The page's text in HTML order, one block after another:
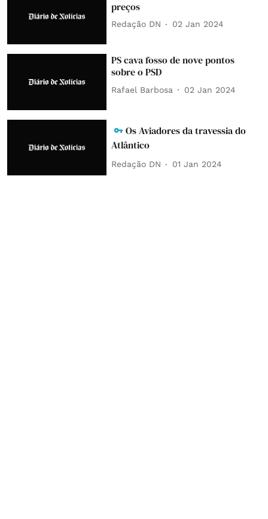
preços
Redação DN 02 Jan 2024
PS cava fosso de nove pontos
sobre o PSD
Rafael Barbosa 02 Jan 2024
Os Aviadores da travessia do
Atlântico
Redação DN 01 Jan 2024